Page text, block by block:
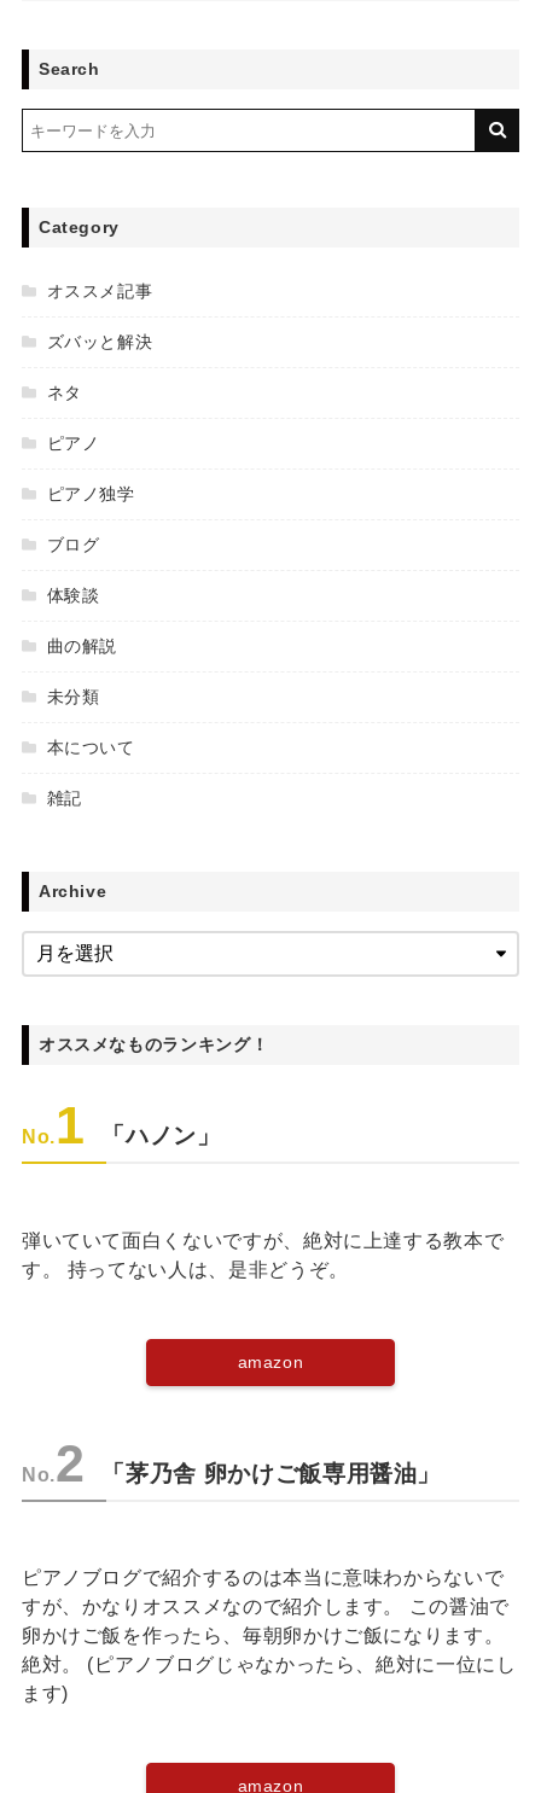
Search
Category
オススメ記事
ズバッと解決
ネタ
ピアノ
ピアノ独学
ブログ
体験談
曲の解説
未分類
本について
雑記
Archive
オススメなものランキング！
No.1 「ハノン」
弾いていて面白くないですが、絶対に上達する教本で
す。 持ってない人は、是非どうぞ。
amazon
No.2 「茅乃舎 卵かけご飯専用醤油」
ピアノブログで紹介するのは本当に意味わからないで
すが、かなりオススメなので紹介します。 この醤油で
卵かけご飯を作ったら、毎朝卵かけご飯になります。
絶対。 (ピアノブログじゃなかったら、絶対に一位にし
ます)
amazon